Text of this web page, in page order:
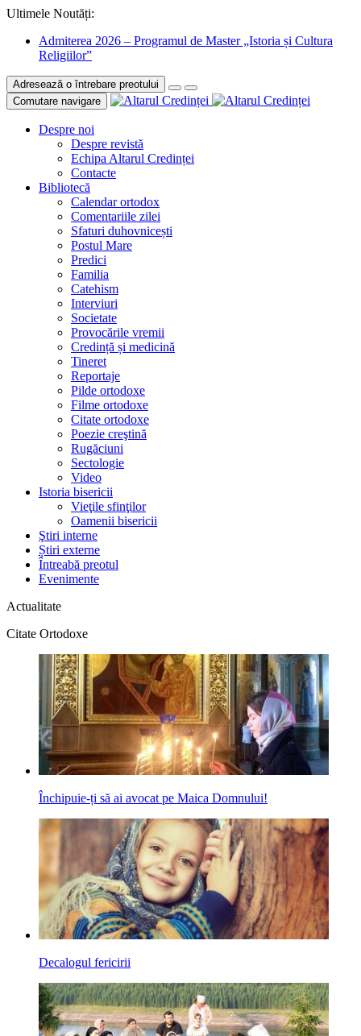
Ultimele Noutăți:
Admiterea 2026 – Programul de Master „Istoria și Cultura
Religiilor”
Adresează o întrebare preotului
Comutare navigare
Despre noi
Despre revistă
Echipa Altarul Credinței
Contacte
Bibliotecă
Calendar ortodox
Comentariile zilei
Sfaturi duhovnicești
Postul Mare
Predici
Familia
Catehism
Interviuri
Societate
Provocările vremii
Credință și medicină
Tineret
Reportaje
Pilde ortodoxe
Filme ortodoxe
Citate ortodoxe
Poezie creştină
Rugăciuni
Sectologie
Video
Istoria bisericii
Vieţile sfinţilor
Oamenii bisericii
Ştiri interne
Știri externe
Întreabă preotul
Evenimente
Actualitate
Citate Ortodoxe
Închipuie-ți să ai avocat pe Maica Domnului!
Decalogul fericirii